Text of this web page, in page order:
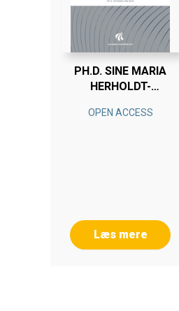
PH.D. SINE MARIA
HERHOLDT-
OPEN ACCESS
Læs mere